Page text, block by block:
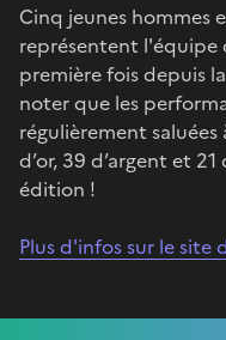
Cinq jeunes hommes
représentent l'équipe
première fois depuis
noter que les
régulièrement
d’or, 39 d’argent et
édition !
Plus d'infos sur le site